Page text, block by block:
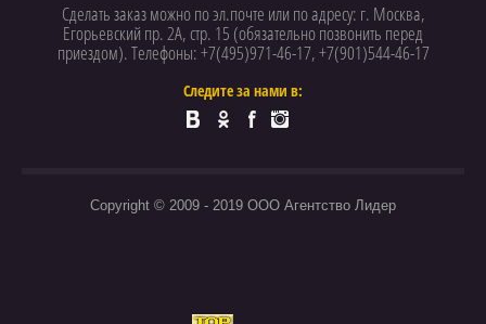
Следите за нами в:
Сделать заказ можно по эл.почте или по адресу: г. Москва,
Егорьевский пр. 2А, стр. 15 (обязательно позвонить перед
приездом). Телефоны: +7(495)971-46-17, +7(901)544-46-17
Copyright © 2009 - 2019 ООО Агентство Лидер